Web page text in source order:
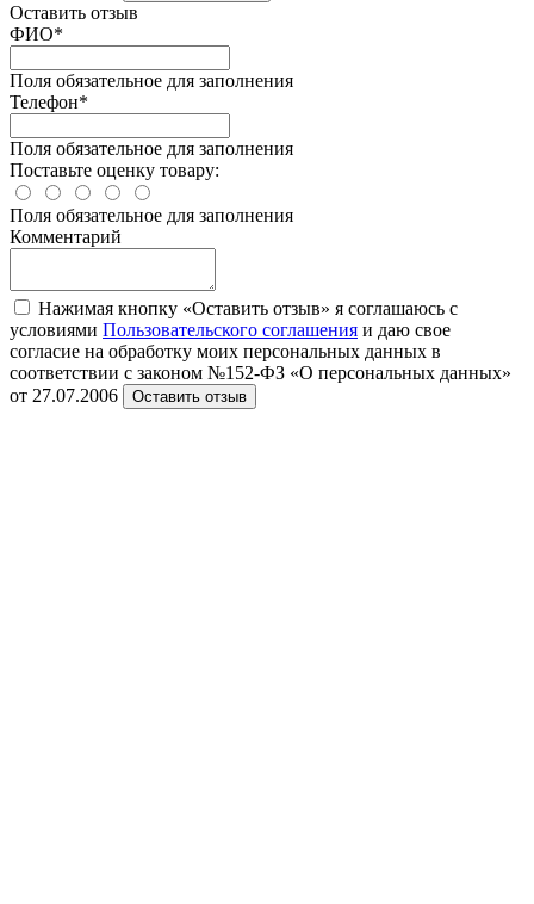
Оставить отзыв
ФИО*
Поля обязательное для заполнения
Телефон*
Поля обязательное для заполнения
Поставьте оценку товару:
Поля обязательное для заполнения
Комментарий
Нажимая кнопку «Оставить отзыв» я соглашаюсь с
условиями Пользовательского соглашения и даю свое
согласие на обработку моих персональных данных в
соответствии с законом №152-ФЗ «О персональных данных»
от 27.07.2006
Оставить отзыв